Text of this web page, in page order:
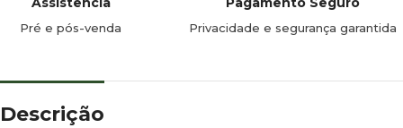
Pré e pós-venda Privacidade e segurança garantida
Descrição